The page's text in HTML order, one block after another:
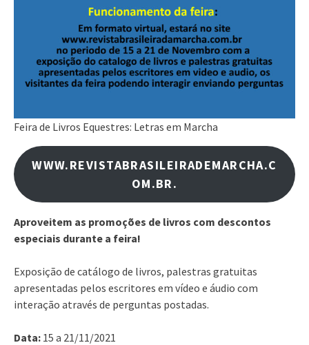
Feira de Livros Equestres: Letras em Marcha
WWW.REVISTABRASILEIRADEMARCHA.C
OM.BR.
Aproveitem as promoções de livros com descontos
especiais durante a feira!
Exposição de catálogo de livros, palestras gratuitas
apresentadas pelos escritores em vídeo e áudio com
interação através de perguntas postadas.
Data: 15 a 21/11/2021